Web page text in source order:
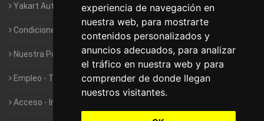
experiencia de navegación en
nuestra web, para mostrarte
contenidos personalizados y
anuncios adecuados, para analizar
el tráfico en nuestra web y para
comprender de donde llegan
nuestros visitantes.
Yakart Autocaravanas · La empresa
Condiciones de Alquiler de Yakart
Nuestra Política de Privacidad
Empleo - Trabaja con nosotros
Acceso - Intranet de Franquiciados